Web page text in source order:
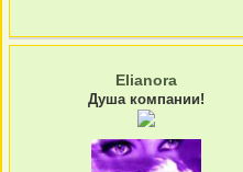
Elianora
Душа компании!